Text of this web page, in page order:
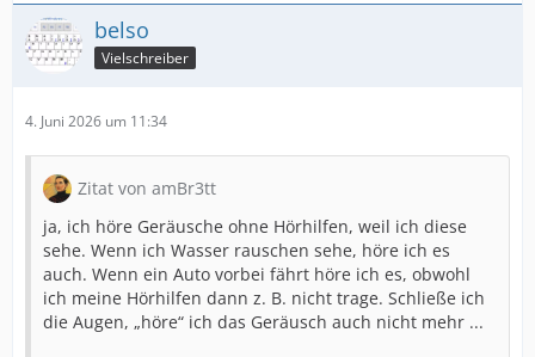
belso
Vielschreiber
4. Juni 2026 um 11:34
Zitat von amBr3tt
ja, ich höre Geräusche ohne Hörhilfen, weil ich diese
sehe. Wenn ich Wasser rauschen sehe, höre ich es
auch. Wenn ein Auto vorbei fährt höre ich es, obwohl
ich meine Hörhilfen dann z. B. nicht trage. Schließe ich
die Augen, „höre“ ich das Geräusch auch nicht mehr ...